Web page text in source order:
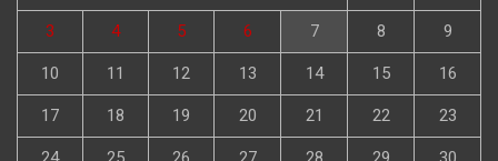
3 4 5 6 7 8 9
10 11 12 13 14 15 16
17 18 19 20 21 22 23